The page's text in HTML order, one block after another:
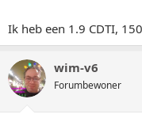
Ik heb een 1.9 CDTI,
wim-v6
Forumbewoner